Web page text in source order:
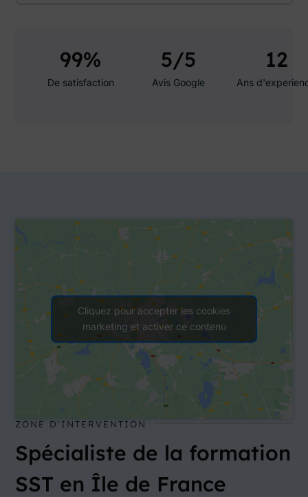
De satisfaction
99%
Avis Google
5/5
Ans
12
Cliquez pour accepter les cookies
marketing et activer ce contenu
ZONE D'INTERVENTION
Spécialiste de la formation
SST en Île de France